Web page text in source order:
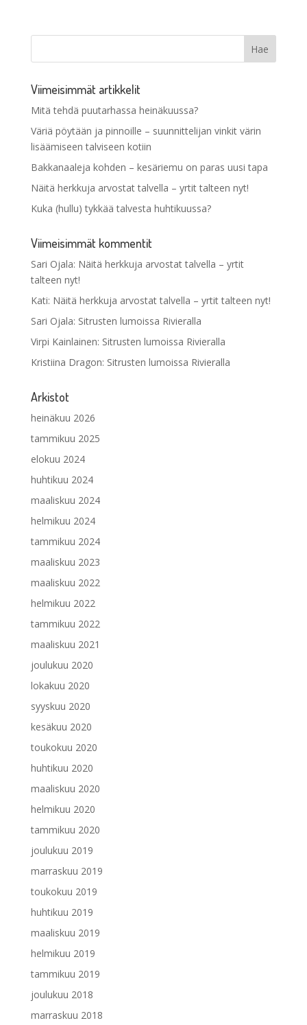
Viimeisimmät artikkelit
Mitä tehdä puutarhassa heinäkuussa?
Väriä pöytään ja pinnoille – suunnittelijan vinkit värin
lisäämiseen talviseen kotiin
Bakkanaaleja kohden – kesäriemu on paras uusi tapa
Näitä herkkuja arvostat talvella – yrtit talteen nyt!
Kuka (hullu) tykkää talvesta huhtikuussa?
Viimeisimmät kommentit
Sari Ojala: Näitä herkkuja arvostat talvella – yrtit
talteen nyt!
Kati: Näitä herkkuja arvostat talvella – yrtit talteen nyt!
Sari Ojala: Sitrusten lumoissa Rivieralla
Virpi Kainlainen: Sitrusten lumoissa Rivieralla
Kristiina Dragon: Sitrusten lumoissa Rivieralla
Arkistot
heinäkuu 2026
tammikuu 2025
elokuu 2024
huhtikuu 2024
maaliskuu 2024
helmikuu 2024
tammikuu 2024
maaliskuu 2023
maaliskuu 2022
helmikuu 2022
tammikuu 2022
maaliskuu 2021
joulukuu 2020
lokakuu 2020
syyskuu 2020
kesäkuu 2020
toukokuu 2020
huhtikuu 2020
maaliskuu 2020
helmikuu 2020
tammikuu 2020
joulukuu 2019
marraskuu 2019
toukokuu 2019
huhtikuu 2019
maaliskuu 2019
helmikuu 2019
tammikuu 2019
joulukuu 2018
marraskuu 2018